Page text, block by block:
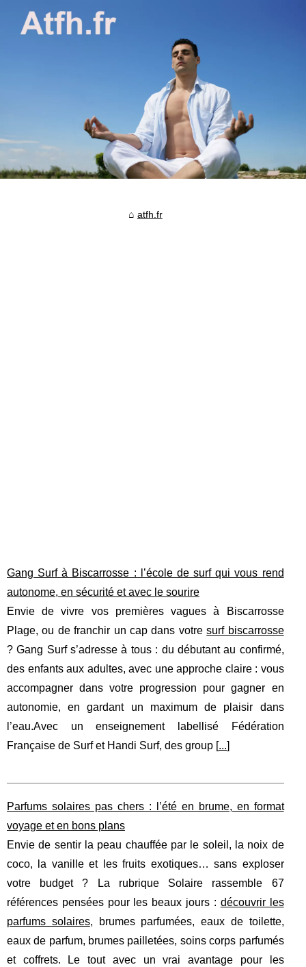
atfh.fr
Gang Surf à Biscarrosse : l’école de surf qui vous rend
autonome, en sécurité et avec le sourire
Envie de vivre vos premières vagues à Biscarrosse
Plage, ou de franchir un cap dans votresurf biscarrosse
? Gang Surf s’adresse à tous : du débutant au confirmé,
des enfants aux adultes, avec une approche claire : vous
accompagner dans votre progression pour gagner en
autonomie, en gardant un maximum de plaisir dans
l’eau.Avec un enseignement labellisé Fédération
Française de Surf et Handi Surf, des group [...]
Parfums solaires pas chers : l’été en brume, en format
voyage et en bons plans
Envie de sentir la peau chauffée par le soleil, la noix de
coco, la vanille et les fruits exotiques… sans exploser
votre budget ? La rubrique Solaire rassemble 67
références pensées pour les beaux jours : découvrir les
parfums solaires, brumes parfumées, eaux de toilette,
eaux de parfum, brumes pailletées, soins corps parfumés
et coffrets. Le tout avec un vrai avantage pour les